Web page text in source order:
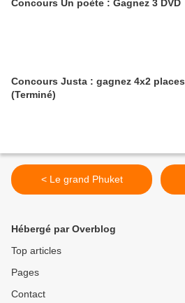
Concours Un poète : Gagnez 3 DVD
Concours Justa : gagnez 4x2 places
(Terminé)
< Le grand Phuket
Hébergé par Overblog
Top articles
Pages
Contact